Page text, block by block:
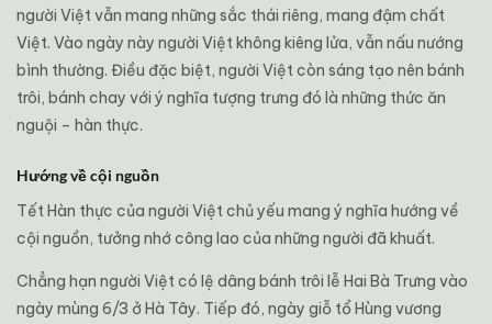
người Việt vẫn mang những sắc thái riêng, mang đậm chất
Việt. Vào ngày này người Việt không kiêng lửa, vẫn nấu nướng
bình thường. Điều đặc biệt, người Việt còn sáng tạo nên bánh
trôi, bánh chay với ý nghĩa tượng trưng đó là những thức ăn
nguội – hàn thực.
Hướng về cội nguồn
Tết Hàn thực của người Việt chủ yếu mang ý nghĩa hướng về
cội nguồn, tưởng nhớ công lao của những người đã khuất.
Chẳng hạn người Việt có lệ dâng bánh trôi lễ Hai Bà Trưng vào
ngày mùng 6/3 ở Hà Tây. Tiếp đó, ngày giỗ tổ Hùng vương